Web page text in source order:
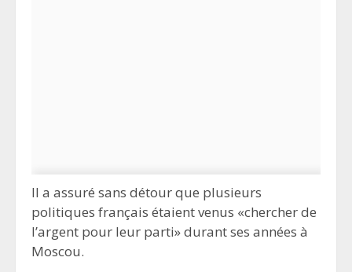
Il a assuré sans détour que plusieurs
politiques français étaient venus «chercher de
l’argent pour leur parti» durant ses années à
Moscou.